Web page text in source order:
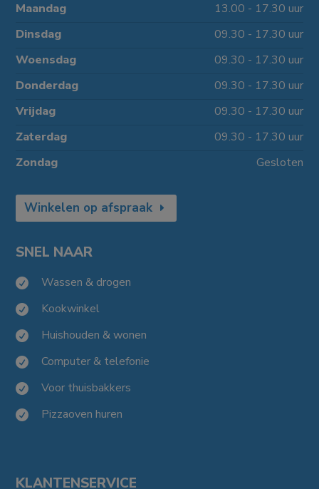
Maandag
13.00 - 17.30 uur
Dinsdag
09.30 - 17.30 uur
Woensdag
09.30 - 17.30 uur
Donderdag
09.30 - 17.30 uur
Vrijdag
09.30 - 17.30 uur
Zaterdag
09.30 - 17.30 uur
Zondag
Gesloten
Winkelen op afspraak
SNEL NAAR
 Wassen & drogen
 Kookwinkel
 Huishouden & wonen
 Computer & telefonie
 Voor thuisbakkers
 Pizzaoven huren
KLANTENSERVICE